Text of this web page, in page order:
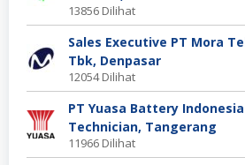
13856 Dilihat
Sales Executive PT Mora
Tbk, Denpasar
12054 Dilihat
PT Yuasa Battery
Technician, Tangerang
11966 Dilihat